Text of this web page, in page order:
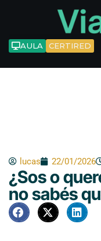
AULA CERTIRED
lucas 22/01/2026
¿Sos o
no sabés